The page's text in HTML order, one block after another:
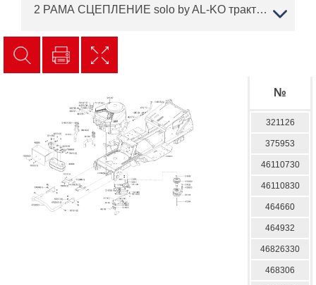
2 РАМА СЦЕПЛЕНИЕ solo by AL-KO трактор T 20-105.6 HD V2 Артикул: 127371 с 02/2019 года
№
321126
375953
46110730
46110830
464660
464932
46826330
468306